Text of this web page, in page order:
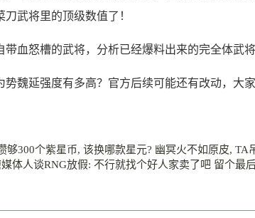
刀武将里的顶级数值了！
带血怒槽的武将，分析已经爆料出来的完全体武
势魏延强度有多高？官方后续可能还有改动，大
够300个紫星币, 该换哪款星元? 幽冥火不如原皮, TA
体人谈RNG放假: 不行就找个好人家卖了吧 留个最